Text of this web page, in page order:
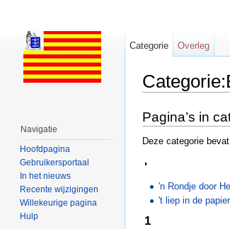
Pagina’s in
Deze categorie
'
'n Rondje door
't liep in de
1
Categorie Overleg
Navigatie
Hoofdpagina
Gebruikersportaal
In het nieuws
Recente wijzigingen
Willekeurige pagina
Hulp